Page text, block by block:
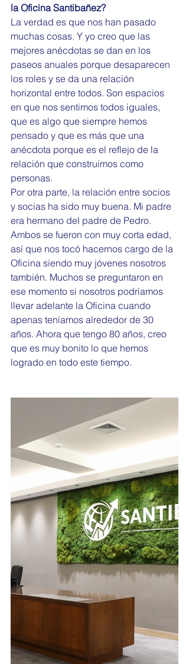
la Oficina Santibañez?
La verdad es que nos han pasado
muchas cosas. Y yo creo que las
mejores anécdotas se dan en los
paseos anuales porque desaparecen
los roles y se da una relación
horizontal entre todos. Son espacios
en que nos sentimos todos iguales,
que es algo que siempre hemos
pensado y que es más que una
anécdota porque es el reflejo de la
relación que construimos como
personas.
Por otra parte, la relación entre socios
y socias ha sido muy buena. Mi padre
era hermano del padre de Pedro.
Ambos se fueron con muy corta edad,
así que nos tocó hacernos cargo de la
Oficina siendo muy jóvenes nosotros
también. Muchos se preguntaron en
ese momento si nosotros podríamos
llevar adelante la Oficina cuando
apenas teníamos alrededor de 30
años. Ahora que tengo 80 años, creo
que es muy bonito lo que hemos
logrado en todo este tiempo.